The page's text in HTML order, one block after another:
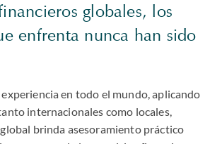
globales, los
enfrenta nunca han sido
en todo el mundo, aplicando
internacionales como locales,
brinda asesoramiento práctico